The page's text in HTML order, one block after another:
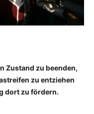
Zustand zu beenden,
zu entziehen
dort zu fördern.